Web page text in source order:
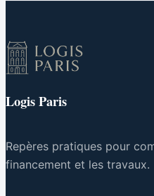
Logis Paris
Repères pratiques pour
financement et les travaux.